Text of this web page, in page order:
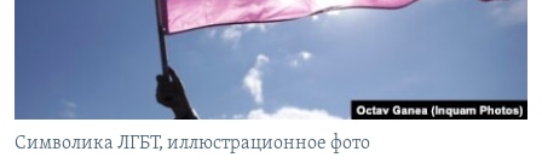
ПОБЕДИТЕЛЕЙ НЕ СУДЯТ?
КРЫМ.НЕПОКОРЕННЫЙ
УКРАИНСКАЯ ПРОБЛЕМА КРЫМА
ПРИСОЕДИНЯЙТЕСЬ!
Символика ЛГБТ, иллюстрационное фото